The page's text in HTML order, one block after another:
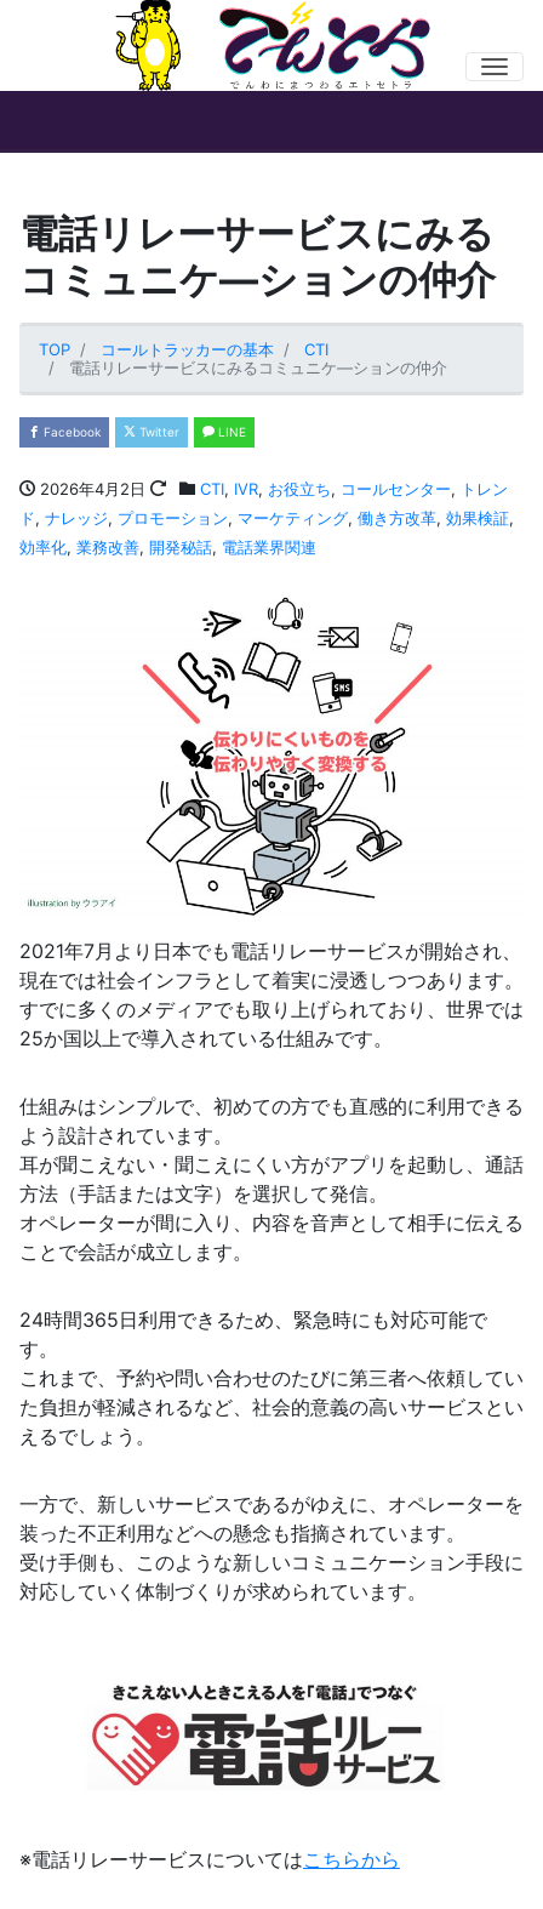
電話リレーサービスにみる
コミュニケ―ションの仲介
TOP コールトラッカーの基本
CTI
電話リレーサービスにみるコミュニケ―ションの仲介
Facebook Twitter LINE
2026年4月2日 CTI, IVR, お役立ち, コールセンター, トレン
ド, ナレッジ, プロモーション, マーケティング, 働き方改革, 効果検証,
効率化, 業務改善, 開発秘話, 電話業界関連
2021年7月より日本でも電話リレーサービスが開始され、
現在では社会インフラとして着実に浸透しつつあります。
すでに多くのメディアでも取り上げられており、世界では
25か国以上で導入されている仕組みです。
仕組みはシンプルで、初めての方でも直感的に利用できる
よう設計されています。
耳が聞こえない・聞こえにくい方がアプリを起動し、通話
方法（手話または文字）を選択して発信。
オペレーターが間に入り、内容を音声として相手に伝える
ことで会話が成立します。
24時間365日利用できるため、緊急時にも対応可能で
す。
これまで、予約や問い合わせのたびに第三者へ依頼してい
た負担が軽減されるなど、社会的意義の高いサービスとい
えるでしょう。
一方で、新しいサービスであるがゆえに、オペレーターを
装った不正利用などへの懸念も指摘されています。
受け手側も、このような新しいコミュニケーション手段に
対応していく体制づくりが求められています。
※電話リレーサービスについてはこちらから